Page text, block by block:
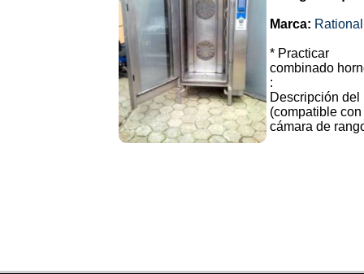
Marca: Rational
* Practicar
combinado
:
Descripción del
(compatible
cámara de